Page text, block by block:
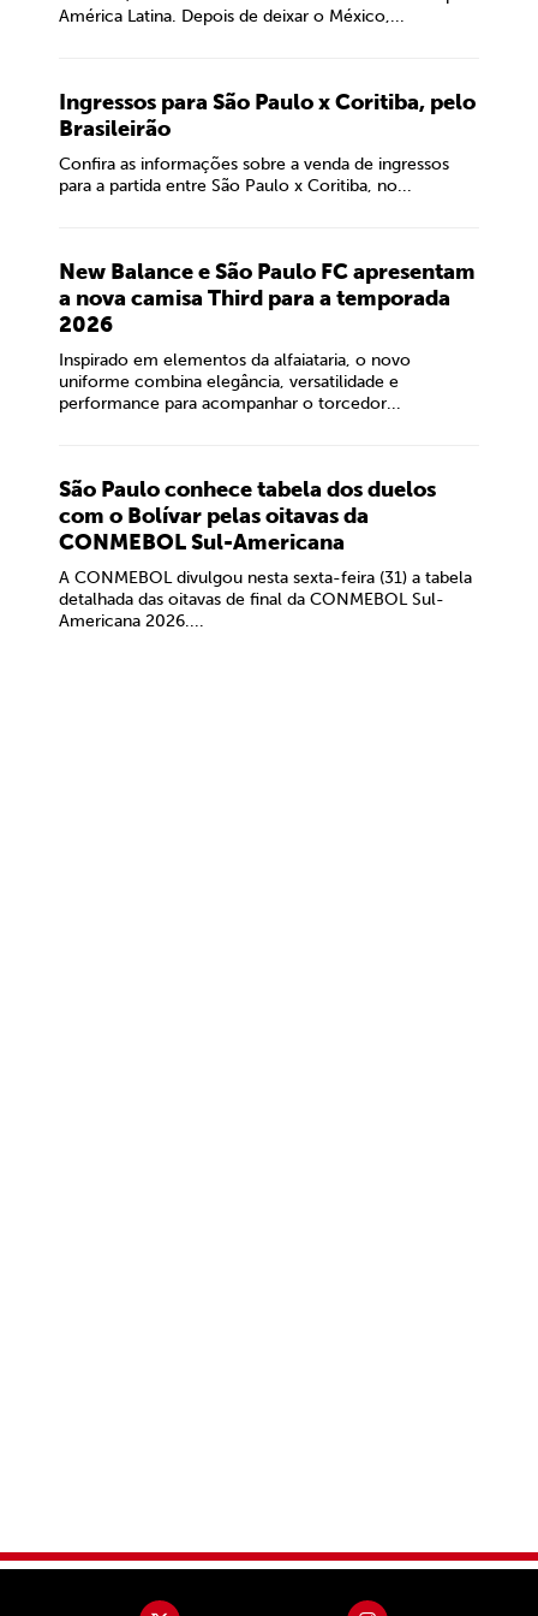
América Latina. Depois de deixar o México,...
Ingressos para São Paulo x Coritiba, pelo
Brasileirão
Confira as informações sobre a venda de ingressos
para a partida entre São Paulo x Coritiba, no...
New Balance e São Paulo FC apresentam
a nova camisa Third para a temporada
2026
Inspirado em elementos da alfaiataria, o novo
uniforme combina elegância, versatilidade e
performance para acompanhar o torcedor...
São Paulo conhece tabela dos duelos
com o Bolívar pelas oitavas da
CONMEBOL Sul-Americana
A CONMEBOL divulgou nesta sexta-feira (31) a tabela
detalhada das oitavas de final da CONMEBOL Sul-
Americana 2026....